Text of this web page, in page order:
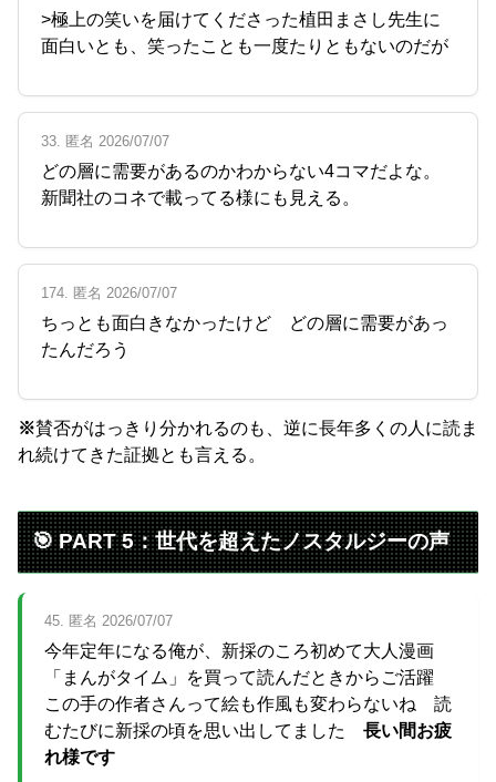
>極上の笑いを届けてくださった植田まさし先生に
面白いとも、笑ったことも一度たりともないのだが
33. 匿名 2026/07/07
どの層に需要があるのかわからない4コマだよな。
新聞社のコネで載ってる様にも見える。
174. 匿名 2026/07/07
ちっとも面白きなかったけど どの層に需要があっ
たんだろう
※賛否がはっきり分かれるのも、逆に長年多くの人に読ま
れ続けてきた証拠とも言える。
🎯 PART 5：世代を超えたノスタルジーの声
45. 匿名 2026/07/07
今年定年になる俺が、新採のころ初めて大人漫画
「まんがタイム」を買って読んだときからご活躍
この手の作者さんって絵も作風も変わらないね 読
むたびに新採の頃を思い出してました 長い間お疲
れ様です